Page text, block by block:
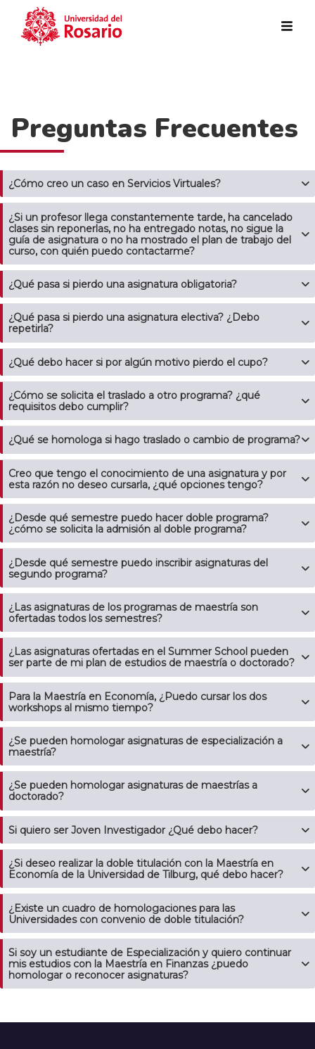
Preguntas Frecuentes
¿Cómo creo un caso en Servicios Virtuales?
¿Si un profesor llega constantemente tarde, ha cancelado
clases sin reponerlas, no ha entregado notas, no sigue la
guía de asignatura o no ha mostrado el plan de trabajo del
curso, con quién puedo contactarme?
¿Qué pasa si pierdo una asignatura obligatoria?
¿Qué pasa si pierdo una asignatura electiva? ¿Debo
repetirla?
¿Qué debo hacer si por algún motivo pierdo el cupo?
¿Cómo se solicita el traslado a otro programa? ¿qué
requisitos debo cumplir?
¿Qué se homologa si hago traslado o cambio de programa?
Creo que tengo el conocimiento de una asignatura y por
esta razón no deseo cursarla, ¿qué opciones tengo?
¿Desde qué semestre puedo hacer doble programa?
¿cómo se solicita la admisión al doble programa?
¿Desde qué semestre puedo inscribir asignaturas del
segundo programa?
¿Las asignaturas de los programas de maestría son
ofertadas todos los semestres?
¿Las asignaturas ofertadas en el Summer School pueden
ser parte de mi plan de estudios de maestría o doctorado?
Para la Maestría en Economía, ¿Puedo cursar los dos
workshops al mismo tiempo?
¿Se pueden homologar asignaturas de especialización a
maestría?
¿Se pueden homologar asignaturas de maestrías a
doctorado?
Si quiero ser Joven Investigador ¿Qué debo hacer?
¿Si deseo realizar la doble titulación con la Maestría en
Economía de la Universidad de Tilburg, qué debo hacer?
¿Existe un cuadro de homologaciones para las
Universidades con convenio de doble titulación?
Si soy un estudiante de Especialización y quiero continuar
mis estudios con la Maestría en Finanzas ¿puedo
homologar o reconocer asignaturas?